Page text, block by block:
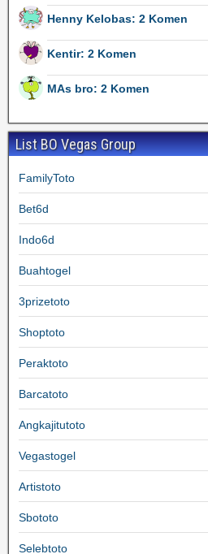
Henny Kelobas: 2 Komen
Kentir: 2 Komen
MAs bro: 2 Komen
List BO Vegas Group
FamilyToto
Bet6d
Indo6d
Buahtogel
3prizetoto
Shoptoto
Peraktoto
Barcatoto
Angkajitutoto
Vegastogel
Artistoto
Sbototo
Selebtoto